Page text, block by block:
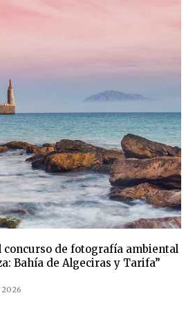
concurso de fotografía ambiental
Bahía de Algeciras y Tarifa”